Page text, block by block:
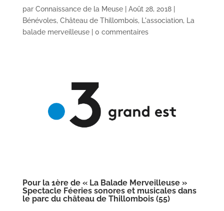
par Connaissance de la Meuse| Août 28, 2018|
Bénévoles, Château de Thillombois, L'association,
La
balade merveilleuse| 0 commentaires
Pour la 1ère de « La Balade Merveilleuse »
Spectacle Féeries sonores et musicales dans
le parc du château de Thillombois (55)